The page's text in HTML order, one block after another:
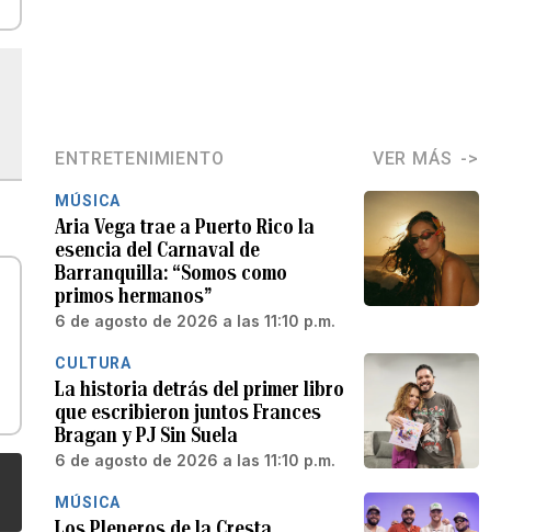
ENTRETENIMIENTO VER MÁS
MÚSICA
Aria Vega trae a Puerto Rico la
esencia del Carnaval de
Barranquilla: “Somos como
primos hermanos”
6 de agosto de 2026 a las 11:10 p.m.
CULTURA
La historia detrás del primer libro
que escribieron juntos Frances
Bragan y PJ Sin Suela
6 de agosto de 2026 a las 11:10 p.m.
MÚSICA